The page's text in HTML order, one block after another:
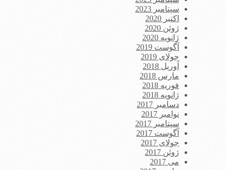
سپتامبر 2023
اکتبر 2020
ژوئن 2020
ژانویه 2020
آگوست 2019
جولای 2019
آوریل 2018
مارس 2018
فوریه 2018
ژانویه 2018
دسامبر 2017
نوامبر 2017
سپتامبر 2017
آگوست 2017
جولای 2017
ژوئن 2017
می 2017